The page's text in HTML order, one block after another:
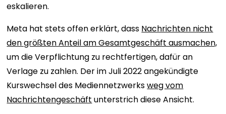
eskalieren.
Meta hat stets offen erklärt, dass Nachrichten nicht
den größten Anteil am Gesamtgeschäft ausmachen,
um die Verpflichtung zu rechtfertigen, dafür an
Verlage zu zahlen. Der im Juli 2022 angekündigte
Kurswechsel des Mediennetzwerksweg vom
Nachrichtengeschäft unterstrich diese Ansicht.